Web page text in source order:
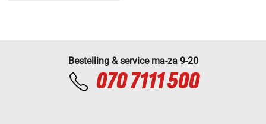
Bestelling & service ma-za 9-20
070 7111 500